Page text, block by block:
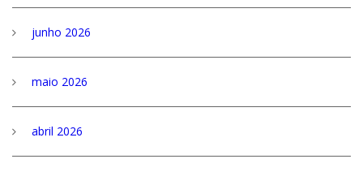
junho 2026
maio 2026
abril 2026